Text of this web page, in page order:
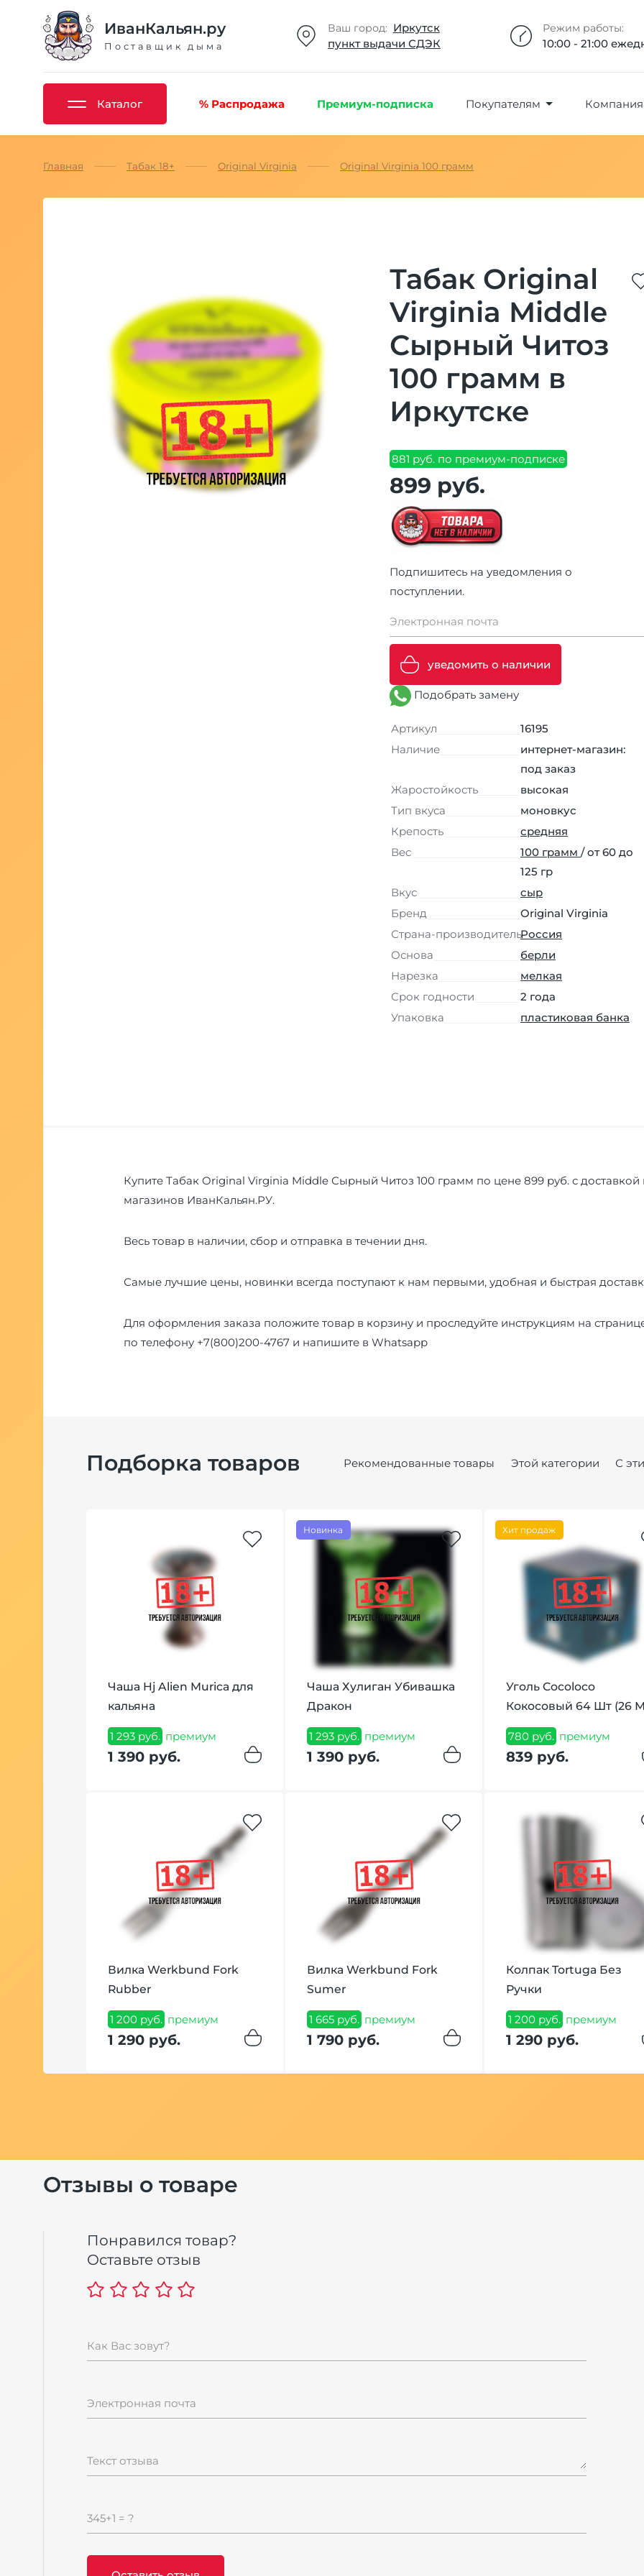
ИванКальян.ру
Поставщик дыма
Ваш город: Иркутск
пункт выдачи СДЭК
Режим работы:
10:00 - 21:00
Каталог % Распродажа Премиум-подписка Покупателям Компания
Товар добавлен в избранное
Добавлено максимальное кол-во товара
Главная Табак 18+ Original Virginia Original Virginia 100 грамм
Табак Original
Virginia Middle
Сырный Читоз
100 грамм в
Иркутске
881 руб. по премиум-подписке
899 руб.
Подпишитесь на уведомления о
поступлении.
Электронная почта
уведомить о наличии
Подобрать замену
Артикул
16195
Наличие
интернет-магазин:
под заказ
Жаростойкость
высокая
Тип вкуса
моновкус
Крепость
средняя
Вес
100 грамм / от 60 до
125 гр
Вкус
сыр
Бренд
Original Virginia
Страна-производительРоссия
Основа
берли
Нарезка
мелкая
Срок годности
2 года
Упаковка
пластиковая банка
Купите Табак Original Virginia Middle Сырный Читоз 100 грамм по цене 899 руб. с доставкой
магазинов ИванКальян.РУ.
Весь товар в наличии, сбор и отправка в течении дня.
Самые лучшие цены, новинки всегда поступают к нам первыми, удобная и быстрая
Для оформления заказа положите товар в корзину и проследуйте инструкциям на
по телефону +7(800)200-4767 и напишите в Whatsapp
Подборка товаров Рекомендованные товары Этой категории С
Чаша Hj Alien Murica для
кальяна
1 293 руб. премиум
1 390 руб.
Новинка
Чаша Хулиган Убивашка
Дракон
1 293 руб. премиум
1 390 руб.
Хит продаж
Уголь Cocoloco
Кокосовый 64 Шт (26
780 руб. премиум
839 руб.
Вилка Werkbund Fork
Rubber
1 200 руб. премиум
1 290 руб.
Вилка Werkbund Fork
Sumer
1 665 руб. премиум
1 790 руб.
Колпак Tortuga Без
Ручки
1 200 руб. премиум
1 290 руб.
Отзывы о товаре
Понравился товар?
Оставьте отзыв
Как Вас зовут?
Электронная почта
Текст отзыва
345+1 = ?